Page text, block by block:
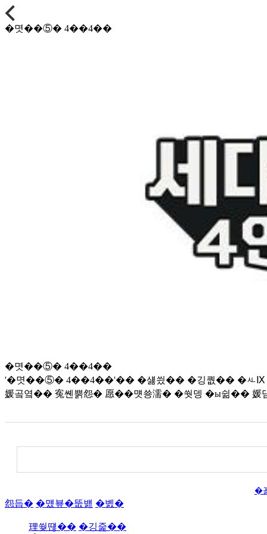
�몃��⑤� 4��4��
�몃��⑤� 4��4��
'�몃��⑤� 4��4��'�� �섏씠�� �깅퀎�� �ㅻ
媛곸옄�� 寃쏀뿕怨� 愿��먯쑝濡� �쒓뎅 �ы쉶��
�
怨듭� �먰뵾�뚮뱶 �볤�
理쒖떊�� �깅줉��